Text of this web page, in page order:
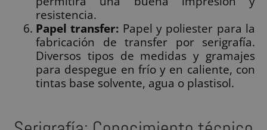
resistencia.
Papel transfer: Papel y poliester para la
fabricación de transfer por serigrafía.
Diversos tipos de medidas y gramajes
para despegue en frío y en caliente, con
tintas base solvente, agua o plastisol.